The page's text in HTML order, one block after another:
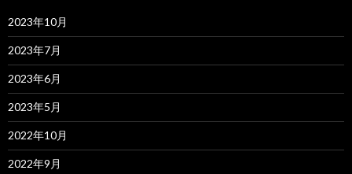
2023年10月
2023年7月
2023年6月
2023年5月
2022年10月
2022年9月